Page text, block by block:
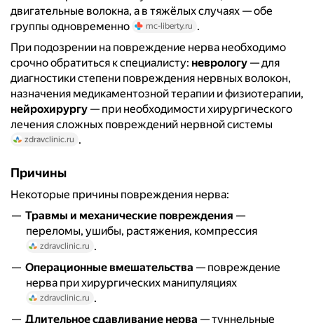
двигательные волокна, а в тяжёлых случаях — обе
группы одновременно
mc-liberty.ru .
При подозрении на повреждение нерва необходимо
срочно обратиться к специалисту: неврологу — для
диагностики степени повреждения нервных волокон,
назначения медикаментозной терапии и физиотерапии,
нейрохирургу — при необходимости хирургического
лечения сложных повреждений нервной системы
zdravclinic.ru .
Причины
Некоторые причины повреждения нерва:
Травмы и механические повреждения —
переломы, ушибы, растяжения, компрессия
zdravclinic.ru .
Операционные вмешательства — повреждение
нерва при хирургических манипуляциях
zdravclinic.ru .
Длительное сдавливание нерва — туннельные